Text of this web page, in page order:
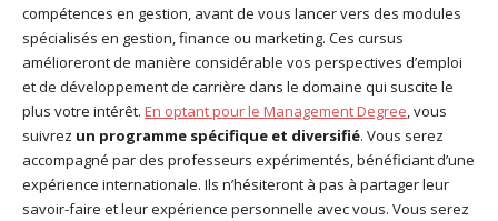
compétences en gestion, avant de vous lancer vers des modules
spécialisés en gestion, finance ou marketing. Ces cursus
amélioreront de manière considérable vos perspectives d’emploi
et de développement de carrière dans le domaine qui suscite le
plus votre intérêt. En optant pour le Management Degree, vous
suivrez un programme spécifique et diversifié. Vous serez
accompagné par des professeurs expérimentés, bénéficiant d’une
expérience internationale. Ils n’hésiteront à pas à partager leur
savoir-faire et leur expérience personnelle avec vous. Vous serez